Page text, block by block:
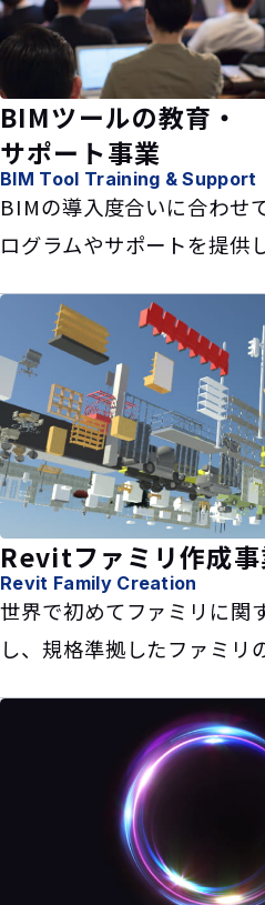
BIMツールの教育・
サポート事業
BIM Tool Training & Support
BIMの導入度合いに合わせ
ログラムやサポートを提供
Revitファミリ作成
Revit Family Creation
世界で初めてファミリに関
し、規格準拠したファミリ